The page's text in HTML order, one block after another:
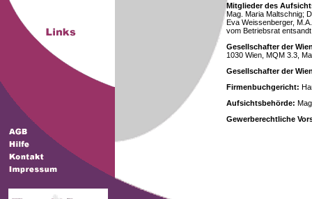
Mitglieder des
Mag. Maria Maltschnig;
Eva Weissenberger,
vom Betriebsrat
Gesellschafter der
1030 Wien, MQM 3.3,
Gesellschafter der
Firmenbuchgericht:
Aufsichtsbehörde:
Gewerberechtliche